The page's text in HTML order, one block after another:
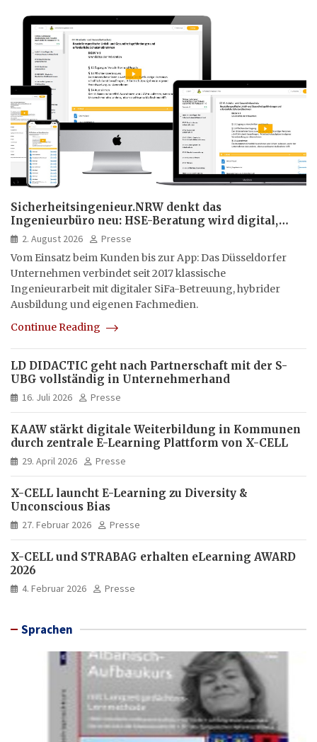
Sicherheitsingenieur.NRW denkt das
Ingenieurbüro neu: HSE-Beratung wird digital,
hybrid und multimedial
2. August 2026
Presse
Vom Einsatz beim Kunden bis zur App: Das Düsseldorfer
Unternehmen verbindet seit 2017 klassische
Ingenieurarbeit mit digitaler SiFa-Betreuung, hybrider
Ausbildung und eigenen Fachmedien.
Continue Reading
LD DIDACTIC geht nach Partnerschaft mit der S-
UBG vollständig in Unternehmerhand
16. Juli 2026 Presse
KAAW stärkt digitale Weiterbildung in Kommunen
durch zentrale E-Learning Plattform von X-CELL
29. April 2026 Presse
X-CELL launcht E-Learning zu Diversity &
Unconscious Bias
27. Februar 2026 Presse
X-CELL und STRABAG erhalten eLearning AWARD
2026
4. Februar 2026 Presse
Sprachen